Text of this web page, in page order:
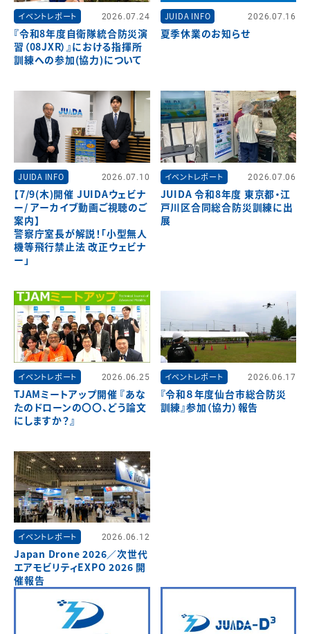
イベントレポート 2026.07.24
『令和8年度自衛隊統合防災演
習（08JXR）』における指揮所
訓練への参加(協力)について
JUIDA INFO 2026.07.16
夏季休業のお知らせ
JUIDA INFO 2026.07.10
【7/9(木)開催 JUIDAウェビナ
ー/ アーカイブ動画ご視聴のご
案内】
警察庁室長が解説！「小型無人
機等飛行禁止法 改正ウェビナ
ー」
イベントレポート 2026.07.06
JUIDA 令和8年度 東京都・江
戸川区合同総合防災訓練に出
展
イベントレポート 2026.06.25
TJAMミートアップ開催 『あな
たのドローンの〇〇、どう論文
にしますか？』
イベントレポート 2026.06.17
『令和８年度仙台市総合防災
訓練』参加（協力）報告
イベントレポート 2026.06.12
Japan Drone 2026／次世代
エアモビリティEXPO 2026 開
催報告